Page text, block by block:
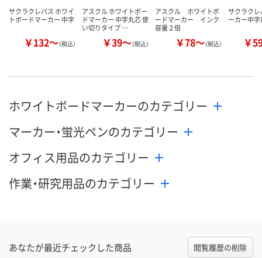
サクラクレパス ホワイ
トボードマーカー 中字
￥132～（税込）
アスクル ホワイトボー
ドマーカー 中字丸芯 使
い切りタイプ …
￥39～（税込）
アスクル ホワイトボ
ードマーカー インク
容量２倍
￥78～（税込）
サクラク
ーカー中
￥
ホワイトボードマーカーのカテゴリー
マーカー・蛍光ペンのカテゴリー
オフィス用品のカテゴリー
作業・研究用品のカテゴリー
あなたが最近チェックした商品 閲覧履歴の削除